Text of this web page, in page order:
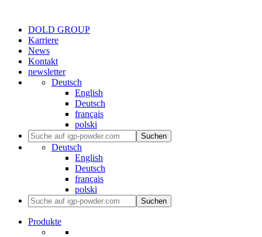
DOLD GROUP
Karriere
News
Kontakt
newsletter
Deutsch
English
Deutsch
français
polski
Suchen
Deutsch
English
Deutsch
français
polski
Suchen
Produkte